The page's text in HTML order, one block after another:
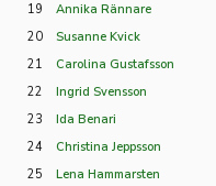
19
Annika Rännare
20
Susanne Kvick
21
Carolina Gustafsson
22
Ingrid Svensson
23
Ida Benari
24
Christina Jeppsson
25
Lena Hammarsten